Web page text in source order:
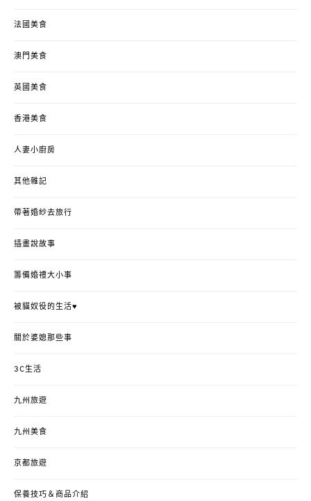
法國美食
澳門美食
英國美食
香港美食
人妻小廚房
其他雜記
帶著婚紗去旅行
插畫說故事
籌備婚禮大小事
被貓奴役的生活♥
關於婆媳那些事
3C生活
九州旅遊
九州美食
京都旅遊
保養技巧＆商品介紹